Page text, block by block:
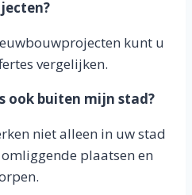
kunt u
vergelijken.
ook buiten mijn stad?
niet alleen in uw stad
plaatsen en